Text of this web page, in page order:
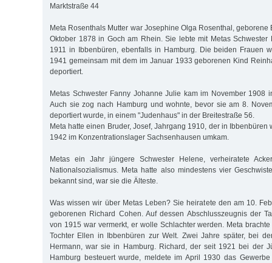
Marktstraße 44
Meta Rosenthals Mutter war Josephine Olga Rosenthal, geborene
Oktober 1878 in Goch am Rhein. Sie lebte mit Metas Schwester
1911 in Ibbenbüren, ebenfalls in Hamburg. Die beiden Frauen
1941 gemeinsam mit dem im Januar 1933 geborenen Kind
deportiert.
Metas Schwester Fanny Johanne Julie kam im November 1908
Auch sie zog nach Hamburg und wohnte, bevor sie am 8.
deportiert wurde, in einem "Judenhaus" in der Breitestraße 56.
Meta hatte einen Bruder, Josef, Jahrgang 1910, der in Ibbenbüren
1942 im Konzentrationslager Sachsenhausen umkam.
Metas ein Jahr jüngere Schwester Helene, verheiratete
Nationalsozialismus. Meta hatte also mindestens vier
bekannt sind, war sie die Älteste.
Was wissen wir über Metas Leben? Sie heiratete den am 10.
geborenen Richard Cohen. Auf dessen Abschlusszeugnis der
von 1915 war vermerkt, er wolle Schlachter werden. Meta
Tochter Ellen in Ibbenbüren zur Welt. Zwei Jahre später, bei
Hermann, war sie in Hamburg. Richard, der seit 1921 bei der
Hamburg besteuert wurde, meldete im April 1930 das